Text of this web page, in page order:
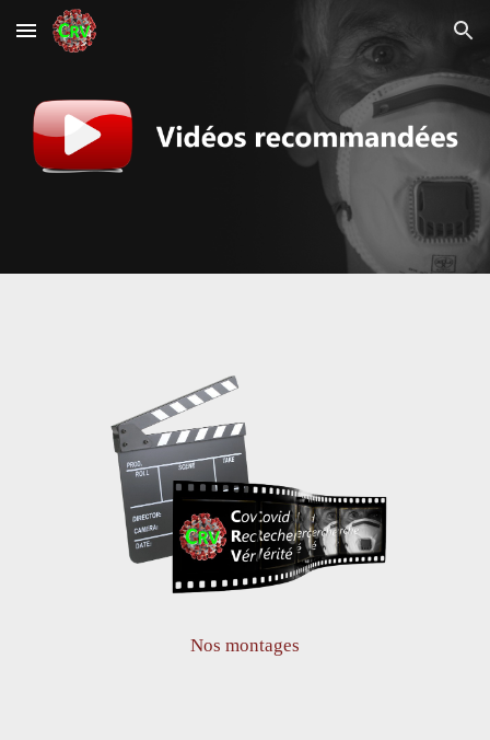
Skip to main content Skip to navigation
Nos montages